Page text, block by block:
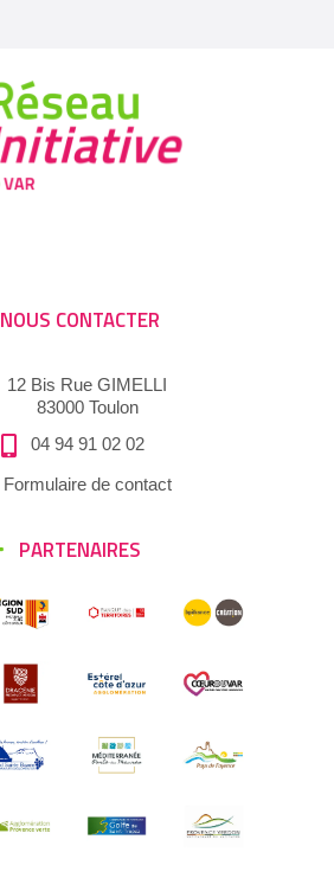
NOUS CONTACTER
12 Bis Rue GIMELLI
83000 Toulon
04 94 91 02 02
Formulaire de contact
PARTENAIRES